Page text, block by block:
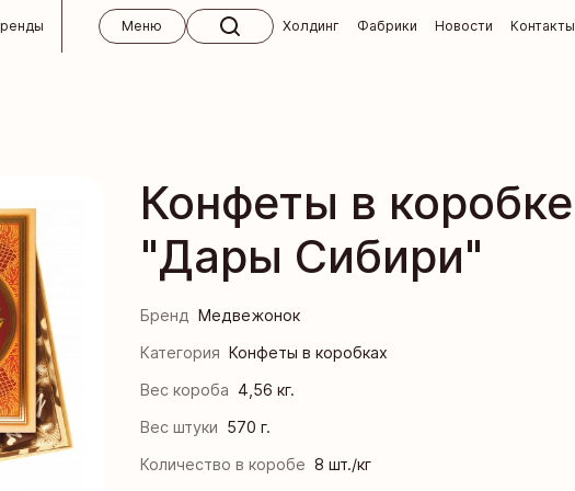
изделия ручной работы
СНГ
Меню
Холдинг
абитуриентам
Фабрики
фабрика «Ясная Поляна»
кондитерская фабрика
фабрика им. К. Самойловой
кондитерская фабрика
Новости Контакты
клиентам
«Алёнка»
Конфеты в коробке
"Дары Сибири"
Бренд Медвежонок
Категория Конфеты в коробках
Вес короба 4,56 кг.
Вес штуки 570 г.
Количество в коробе 8 шт./кг